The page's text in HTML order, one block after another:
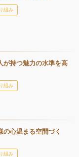
組み
が持つ魅力の水準を高
組み
の心温まる空間づく
組み